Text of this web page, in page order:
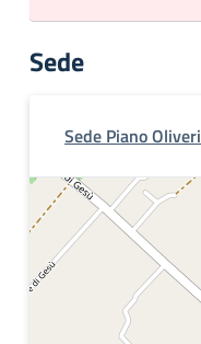
Sede
Sede Piano Oliveri